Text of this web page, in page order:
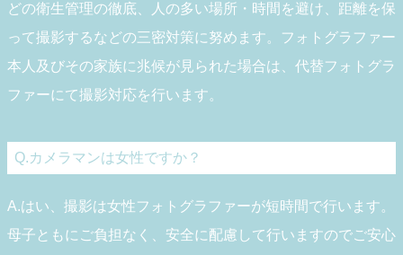
どの衛生管理の徹底、人の多い場所・時間を避け、距離を保
って撮影するなどの三密対策に努めます。フォトグラファー
本人及びその家族に兆候が見られた場合は、代替フォトグラ
ファーにて撮影対応を行います。
Q.カメラマンは女性ですか？
A.はい、撮影は女性フォトグラファーが短時間で行います。
母子ともにご負担なく、安全に配慮して行いますのでご安心